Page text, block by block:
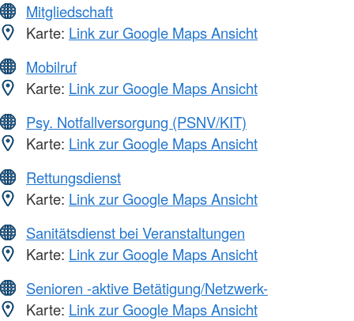
Mitgliedschaft
Karte: Link zur Google Maps Ansicht
Mobilruf
Karte: Link zur Google Maps Ansicht
Psy. Notfallversorgung (PSNV/KIT)
Karte: Link zur Google Maps Ansicht
Rettungsdienst
Karte: Link zur Google Maps Ansicht
Sanitätsdienst bei Veranstaltungen
Karte: Link zur Google Maps Ansicht
Senioren -aktive Betätigung/Netzwerk-
Karte: Link zur Google Maps Ansicht